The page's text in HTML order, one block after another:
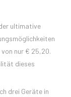
ultimative
nur € 25,20.
dieses
drei Geräte in